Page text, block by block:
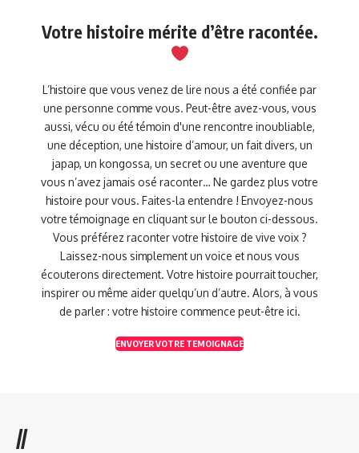
Votre histoire mérite d’être racontée.
L’histoire que vous venez de lire nous a été confiée par
une personne comme vous. Peut-être avez-vous, vous
aussi, vécu ou été témoin d'une rencontre inoubliable,
une déception, une histoire d’amour, un fait divers, un
japap, un kongossa, un secret ou une aventure que
vous n’avez jamais osé raconter… Ne gardez plus votre
histoire pour vous. Faites-la entendre ! Envoyez-nous
votre témoignage en cliquant sur le bouton ci-dessous.
Vous préférez raconter votre histoire de vive voix ?
Laissez-nous simplement un voice et nous vous
écouterons directement. Votre histoire pourrait toucher,
inspirer ou même aider quelqu’un d’autre. Alors, à vous
de parler : votre histoire commence peut-être ici.
ENVOYER VOTRE TEMOIGNAGE
//